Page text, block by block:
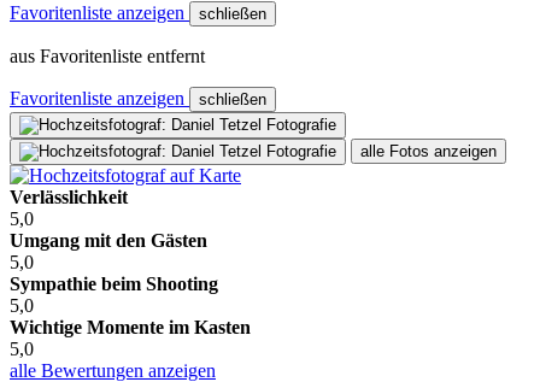
Favoritenliste anzeigen schließen
aus Favoritenliste entfernt
Favoritenliste anzeigen schließen
alle Fotos anzeigen
Verlässlichkeit
5,0
Umgang mit den Gästen
5,0
Sympathie beim Shooting
5,0
Wichtige Momente im Kasten
5,0
alle Bewertungen anzeigen